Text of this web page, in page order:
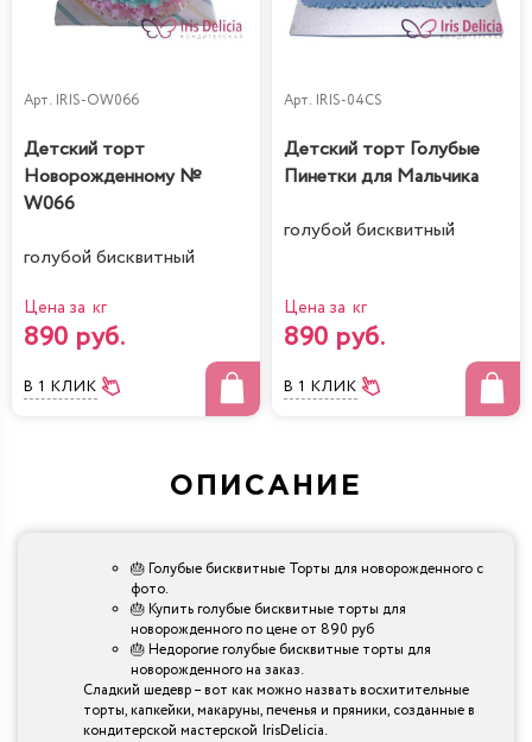
Арт. IRIS-OW066
Детский торт
Новорожденному №
W066
голубой бисквитный
Цена за кг
890 руб.
В 1 КЛИК
Арт. IRIS-04CS
Детский торт Голубые
Пинетки для Мальчика
голубой бисквитный
Цена за кг
890 руб.
В 1 КЛИК
ОПИСАНИЕ
🎂 Голубые бисквитные Торты для новорожденного с
фото.
🎂 Купить голубые бисквитные торты для
новорожденного по цене от 890 руб
🎂 Недорогие голубые бисквитные торты для
новорожденного на заказ.
Сладкий шедевр – вот как можно назвать восхитительные
торты, капкейки, макаруны, печенья и пряники, созданные в
кондитерской мастерской IrisDelicia.